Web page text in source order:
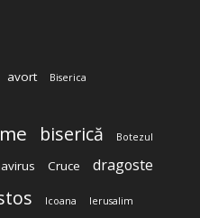
avort Biserica
biserică Botezul
Cruce dragoste
Icoana Ierusalim